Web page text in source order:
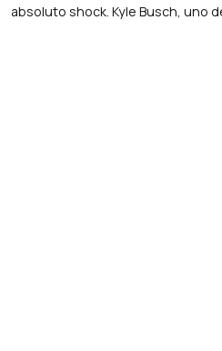
absoluto shock. Kyle Busch, uno